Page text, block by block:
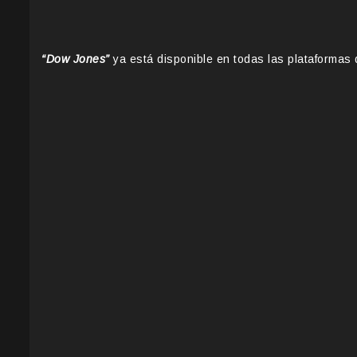
“Dow Jones”ya está disponible en todas las plataformas